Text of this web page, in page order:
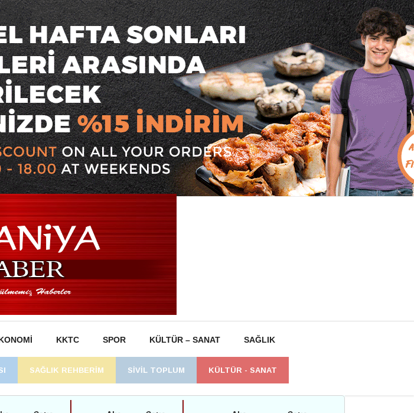
KKTC SPOR KÜLTÜR – SANAT SAĞLIK
SAĞLIK REHBERİM SİVİL TOPLUM KÜLTÜR - SANAT